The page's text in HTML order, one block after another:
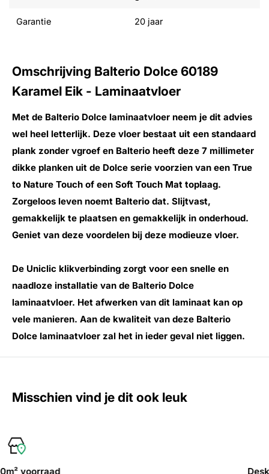
Garantie 20 jaar
Omschrijving Balterio Dolce 60189
Karamel Eik - Laminaatvloer
Met de Balterio Dolce laminaatvloer neem je dit advies
wel heel letterlijk. Deze vloer bestaat uit een standaard
plank zonder vgroef en Balterio heeft deze 7 millimeter
dikke planken uit de Dolce serie voorzien van een True
to Nature Touch of een Soft Touch Mat toplaag.
Zorgeloos leven noemt Balterio dat. Slijtvast,
gemakkelijk te plaatsen en gemakkelijk in onderhoud.
Geniet van deze voordelen bij deze modieuze vloer.
De Uniclic klikverbinding zorgt voor een snelle en
naadloze installatie van de Balterio Dolce
laminaatvloer. Het afwerken van dit laminaat kan op
vele manieren. Aan de kwaliteit van deze Balterio
Dolce laminaatvloer zal het in ieder geval niet liggen.
Misschien vind je dit ook leuk